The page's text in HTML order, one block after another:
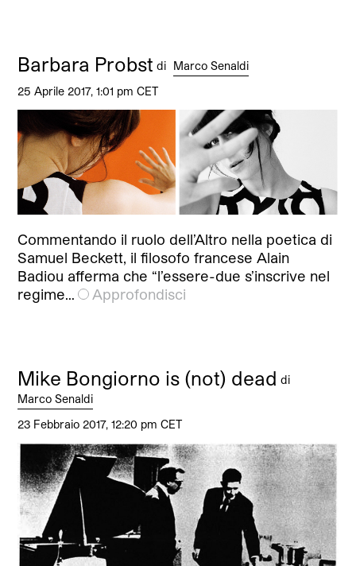
Barbara Probst di Marco Senaldi
25 Aprile 2017, 1:01 pm CET
Commentando il ruolo dell’Altro nella poetica di
Samuel Beckett, il filosofo francese Alain
Badiou afferma che “l’essere-due s’inscrive nel
regime…
Approfondisci
Mike Bongiorno is (not) dead di
Marco Senaldi
23 Febbraio 2017, 12:20 pm CET